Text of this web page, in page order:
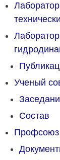
Ученый
Состав
Профсоюз